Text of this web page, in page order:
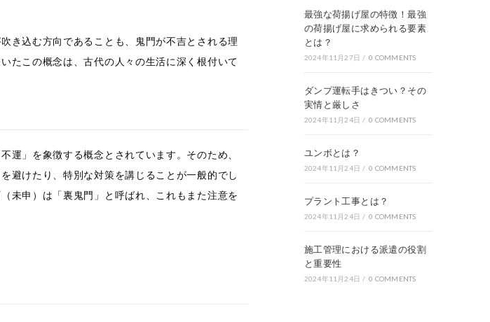
き込む方向であることも、鬼門が不吉とされる理
たこの概念は、古代の人々の生活に深く根付いて
運」を象徴する概念とされています。そのため、
避けたり、特別な対策を講じることが一般的でし
未申）は「裏鬼門」と呼ばれ、これもまた注意を
最強な荷揚げ屋の特徴！最強
の荷揚げ屋に求められる要素
とは？
2024年11月27日 / 0 COMMENTS
ダンプ運転手はきつい？その
実情と厳しさ
2024年11月24日 / 0 COMMENTS
ユンボとは？
2024年11月24日 / 0 COMMENTS
プラント工事とは？
2024年11月24日 / 0 COMMENTS
施工管理における派遣の役割
と重要性
2024年11月24日 / 0 COMMENTS